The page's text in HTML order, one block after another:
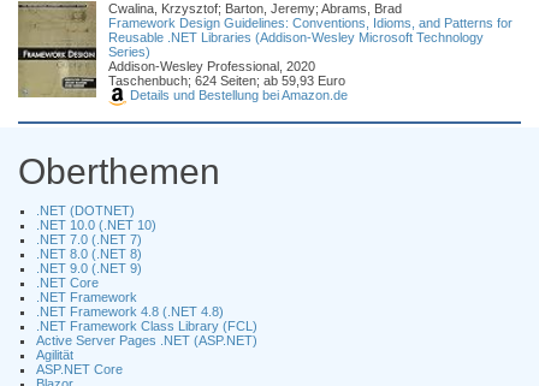
Cwalina, Krzysztof; Barton, Jeremy; Abrams, Brad
Framework Design Guidelines: Conventions, Idioms, and Patterns for
Reusable .NET Libraries (Addison-Wesley Microsoft Technology
Series)
Addison-Wesley Professional, 2020
Taschenbuch; 624 Seiten; ab 59,93 Euro
Details und Bestellung bei Amazon.de
Oberthemen
.NET (DOTNET)
.NET 10.0 (.NET 10)
.NET 7.0 (.NET 7)
.NET 8.0 (.NET 8)
.NET 9.0 (.NET 9)
.NET Core
.NET Framework
.NET Framework 4.8 (.NET 4.8)
.NET Framework Class Library (FCL)
Active Server Pages .NET (ASP.NET)
Agilität
ASP.NET Core